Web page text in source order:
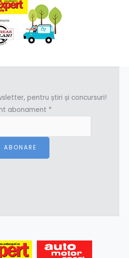
pentru știri și concursuri!
abonament *
ABONARE